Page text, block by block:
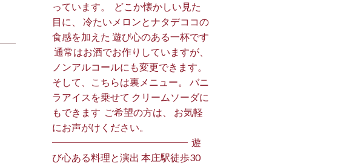
っています。 ⁡ どこか懐かしい見た
目に、 冷たいメロンとナタデココの
食感を加えた 遊び心のある一杯です
⁡ 通常はお酒でお作りしていますが、
ノンアルコールにも変更できます。 ⁡
そして、こちらは裏メニュー。 バニ
ラアイスを乗せて クリームソーダに
もできます ⁡ ご希望の方は、 お気軽
にお声がけください。 ⁡
━━━━━━━━━━━━━━ ⁡ 遊
び心ある料理と演出 本庄駅徒歩30